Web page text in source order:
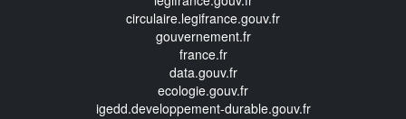
circulaire.legifrance.gouv.fr
gouvernement.fr
france.fr
data.gouv.fr
ecologie.gouv.fr
igedd.developpement-durable.gouv.fr